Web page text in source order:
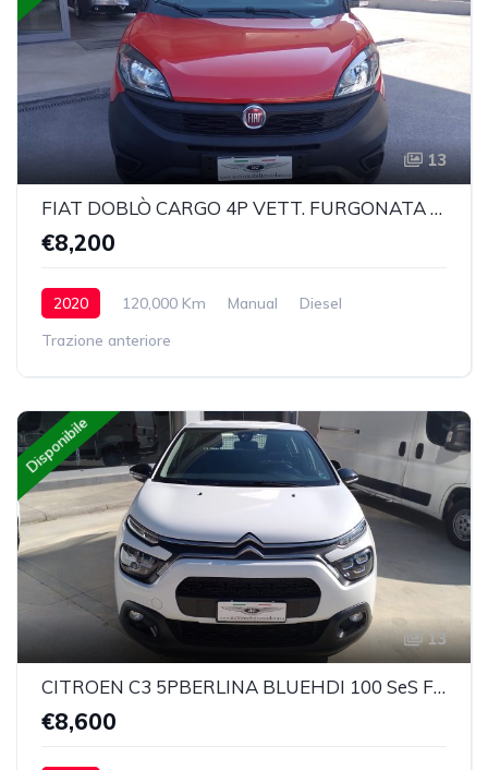
13
FIAT DOBLÒ CARGO 4P VETT. FURGONATA CH1 LOUNGE 1.6 MJET 105CV E6D SeS
€8,200
2020 120,000 Km Manual
Diesel
Trazione anteriore
Disponibile
13
CITROEN C3 5PBERLINA BLUEHDI 100 SeS FEEL VAN
€8,600